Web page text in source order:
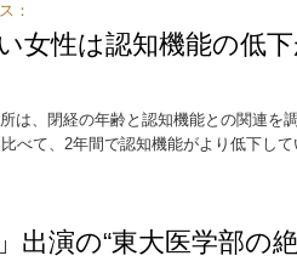
：
女性は認知機能の低
は、閉経の年齢と認知機能との関連を
べて、2年間で認知機能がより低下し
出演の“東大医学部の